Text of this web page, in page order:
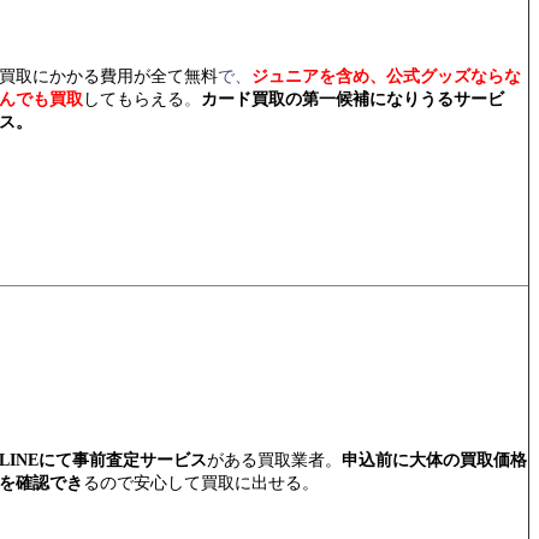
買取にかかる費用が全て無料で、 ジュニアを含め、公式グッズならな
んでも買取 してもらえる。 カード買取の第一候補になりうるサービ
ス。
LINEにて事前査定サービスがある買取業者。 申込前に大体の買取価格
を確認でき るので安心して買取に出せる。